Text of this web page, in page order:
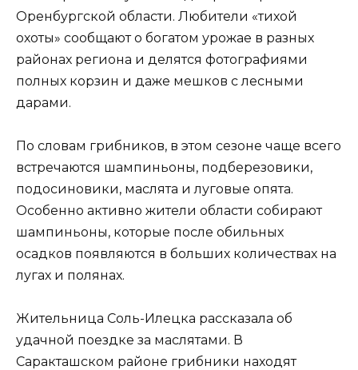
Оренбургской области. Любители «тихой
охоты» сообщают о богатом урожае в разных
районах региона и делятся фотографиями
полных корзин и даже мешков с лесными
дарами.
По словам грибников, в этом сезоне чаще всего
встречаются шампиньоны, подберезовики,
подосиновики, маслята и луговые опята.
Особенно активно жители области собирают
шампиньоны, которые после обильных
осадков появляются в больших количествах на
лугах и полянах.
Жительница Соль-Илецка рассказала об
удачной поездке за маслятами. В
Саракташском районе грибники находят